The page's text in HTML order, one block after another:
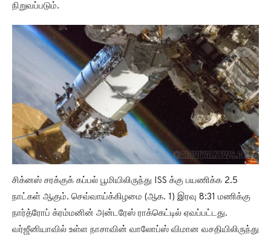
நிறுவப்படும்.
சிக்னஸ் சரக்குக் கப்பல் பூமியிலிருந்து ISS க்கு பயணிக்க 2.5
நாட்கள் ஆகும். செவ்வாய்க்கிழமை (ஆக. 1) இரவு 8:31 மணிக்கு
நார்த்ரோப் க்ரம்மனின் அன்டரேஸ் ராக்கெட்டில் ஏவப்பட்டது.
வர்ஜீனியாவில் உள்ள நாசாவின் வாலோப்ஸ் விமான வசதியிலிருந்து